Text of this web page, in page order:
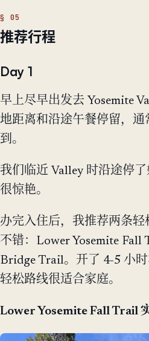
推荐行程
Day 1
早上尽早出发去 Yosemite
地距离和沿途午餐停留，通
到。
我们临近 Valley 时沿途停
很惊艳。
办完入住后，我推荐两条
不错：Lower Yosemite Fall
Bridge Trail。开了 4-5 小
轻松路线很适合家庭。
Lower Yosemite Fall Trail